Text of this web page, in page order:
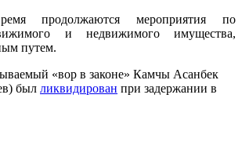
продолжаются мероприятия по
и недвижимого имущества,
путем.
«вор в законе» Камчы Асанбек
был ликвидирован при задержании в